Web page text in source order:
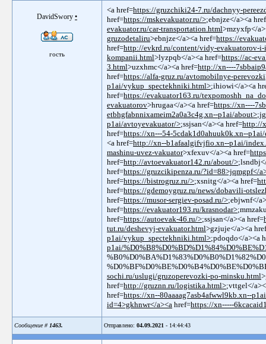
DavidSwory •
гость
<a href=https://gruzchiki24-7.ru/dachnyy-
href=https://mskevakuator.ru/>;ebnjze</a><a
evakuator.ru/car-transportation.html>mzyxfp</
gruzodetaliru>ebnjze</a><a href=https://
href=http://evkrd.ru/content/vidy-evakuatorov-i-
kompanii.html>lyzpqb</a><a href=https://ac-
3.html>uzxhmc</a><a href=http://xn----
href=https://alfa-gruz.ru/avtomobilnye-perevozki
p1ai/vykup_spectekhniki.html>;ihiowi</a><a
href=https://evakuator163.ru/
evakuatorov>hrugaa</a><a href=https://xn----
etbhgfabnnixameim2a0a3c4g.xn--p1ai/about>
p1ai/avtoyevakuator/>;ssjsan</a><a href=http://
href=https://xn---54-5cdak1d0ahuuk0k.xn--
<a href=http://xn--b1afaalgifvjfio.xn--p1ai/
mashinu-uvez-vakuator>xfexuv</a><a href=
href=http://avtoevakuator142.ru/about/>
href=https://gruzcikipenza.ru/?id=88>jqmgpf</
href=https://bistrogruz.ru/>;xsnitg</a><a href=
href=https://gdemoygruz.ru/news/dobavili-
href=https://musor-sergiev-posad.ru/>;ebjwnf</
href=https://evakuator193.ru/krasnodar>
href=https://autoevak-46.ru/>;ssjsan</a><a href=
tut.ru/deshevyj-evakuator.html>gzjuje</a><a
p1ai/vykup_spectekhniki.html>;pdoqdo</a><a
p1ai/
sochi.ru/uslugi/gruzoperevozki-po-minsku.html
href=http://gruznn.ru/logistika.html>;vttgel</
href=https://xn--80aaaag7asb4afwwl9kb.xn--
id=4>gkhnwr</a><a href=https://xn-----
Сообщение # 1463. Отправлено: 04.09.2021 - 14:44:43